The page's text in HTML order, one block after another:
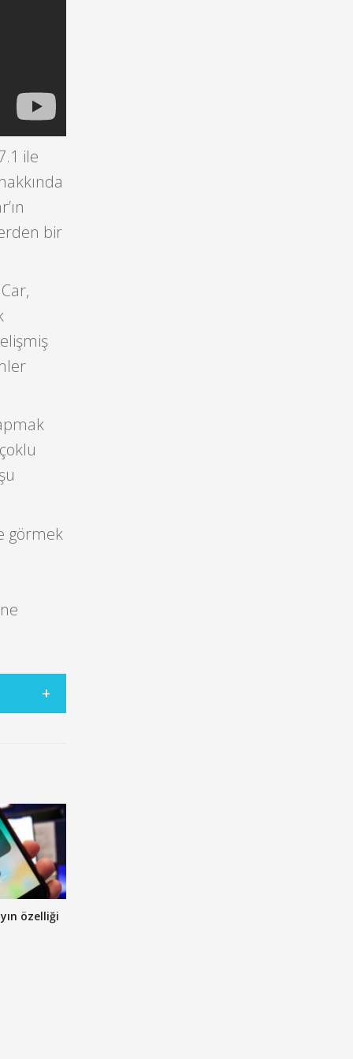
ile
bir
görmek
özelliği